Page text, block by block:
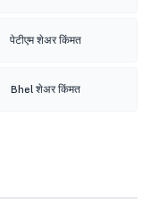
पेटीएम शेअर किंमत
Bhel शेअर किंमत